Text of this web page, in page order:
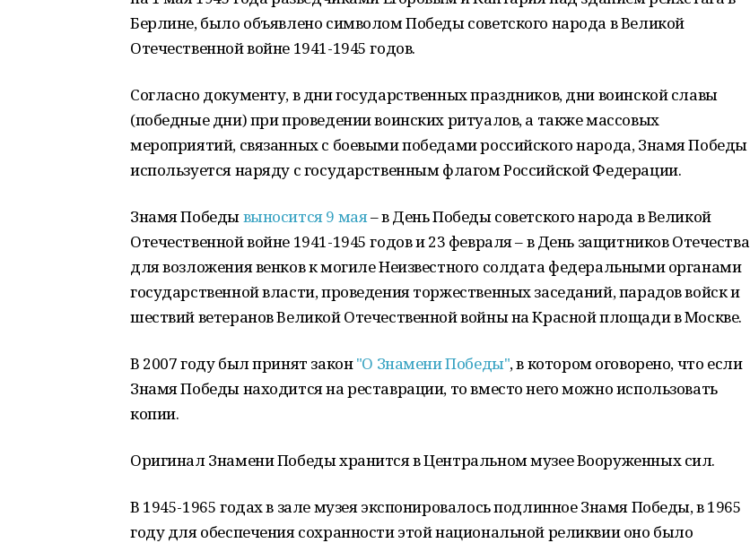
Берлине, было объявлено символом Победы советского народа в Великой
Отечественной войне 1941-1945 годов.
Согласно документу, в дни государственных праздников, дни воинской славы
(победные дни) при проведении воинских ритуалов, а также массовых
мероприятий, связанных с боевыми победами российского народа, Знамя Победы
используется наряду с государственным флагом Российской Федерации.
Знамя Победывыносится 9 мая– в День Победы советского народа в Великой
Отечественной войне 1941-1945 годов и 23 февраля – в День защитников Отечества
для возложения венков к могиле Неизвестного солдата федеральными органами
государственной власти, проведения торжественных заседаний, парадов войск и
шествий ветеранов Великой Отечественной войны на Красной площади в Москве.
В 2007 году был принят закон"О Знамени Победы", в котором оговорено, что если
Знамя Победы находится на реставрации, то вместо него можно использовать
копии.
Оригинал Знамени Победы хранится в Центральном музее Вооруженных сил.
В 1945-1965 годах в зале музея экспонировалось подлинное Знамя Победы, в 1965
году для обеспечения сохранности этой национальной реликвии оно было